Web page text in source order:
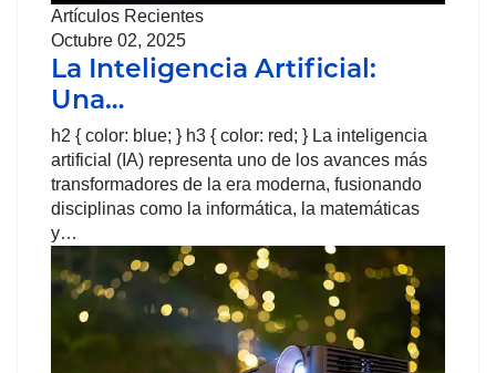
Artículos Recientes
Octubre 02, 2025
La Inteligencia Artificial:
Una…
h2 { color: blue; } h3 { color: red; } La inteligencia
artificial (IA) representa uno de los avances más
transformadores de la era moderna, fusionando
disciplinas como la informática, la matemáticas
y…